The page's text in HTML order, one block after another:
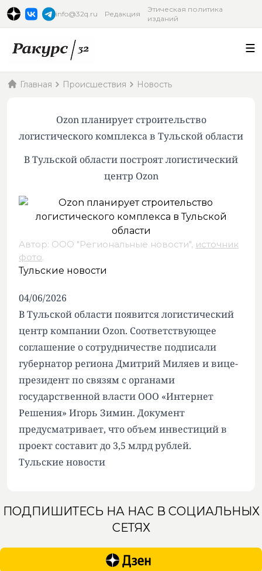
info@32q.ru Редакция
Этическая политика
изданий
Главная Происшествия Новость
Ozon планирует строительство
логистического комплекса в Тульской области
В Тульской области построят логистический
центр Ozon
Автор: ООО "Региональные новости", источник
фото.
Тульские новости
04/06/2026
В Тульской области появится логистический
центр компании Ozon. Соответствующее
соглашение о сотрудничестве подписали
губернатор региона Дмитрий Миляев и вице-
президент по связям с органами
государственной власти ООО «Интернет
Решения» Игорь Зимин. Документ
предусматривает, что объем инвестиций в
проект составит до 3,5 млрд рублей.
Тульские новости
ПОДПИШИТЕСЬ НА НАС В СОЦИАЛЬНЫХ
СЕТЯХ